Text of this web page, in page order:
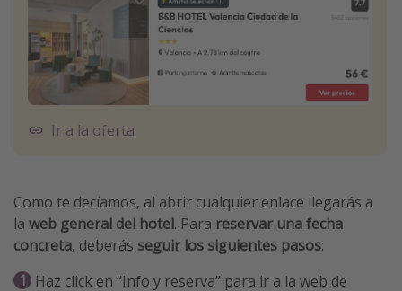
Ir a la oferta
Como te decíamos, al abrir cualquier enlace llegarás a
la web general del hotel. Para reservar una fecha
concreta, deberás seguir los siguientes pasos:
Haz click en “Info y reserva” para ir a la web de